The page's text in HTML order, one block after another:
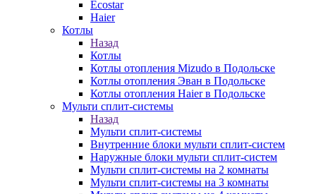
Ecostar
Haier
Котлы
Назад
Котлы
Котлы отопления Mizudo в Подольске
Котлы отопления Эван в Подольске
Котлы отопления Haier в Подольске
Мульти сплит-системы
Назад
Мульти сплит-системы
Внутренние блоки мульти сплит-систем
Наружные блоки мульти сплит-систем
Мульти сплит-системы на 2 комнаты
Мульти сплит-системы на 3 комнаты